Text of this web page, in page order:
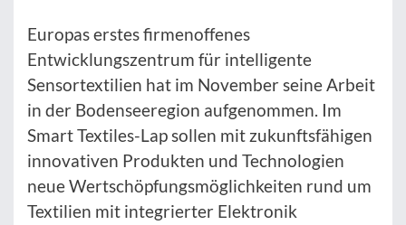
Europas erstes firmenoffenes
Entwicklungszentrum für intelligente
Sensortextilien hat im November seine Arbeit
in der Bodenseeregion aufgenommen. Im
Smart Textiles-Lap sollen mit zukunftsfähigen
innovativen Produkten und Technologien
neue Wertschöpfungsmöglichkeiten rund um
Textilien mit integrierter Elektronik